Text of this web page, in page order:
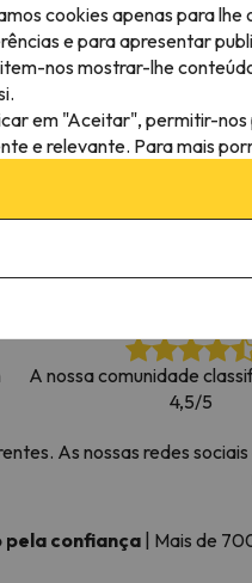
perdeu o seu caminho.
À
A nossa comunidade
4,5/5
As nossas redes
pela confiança Mais de
cookies apenas para
e para apresentar
nos mostrar-lhe
em "Aceitar", permitir-
e relevante. Para mais